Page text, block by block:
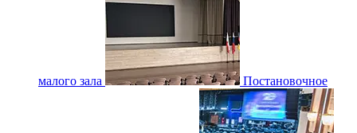
малого зала Постановочное